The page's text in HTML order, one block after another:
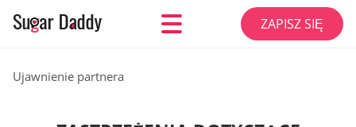
ZAPISZ SIĘ
Ujawnienie partnera